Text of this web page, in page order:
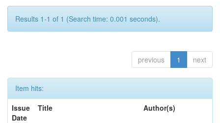
Results 1-1 of 1 (Search time: 0.001 seconds).
previous 1 next
Item hits:
Issue
Date
Title Author(s)